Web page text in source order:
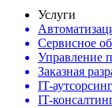
Услуги
Сервисное
Управление
Заказная
IT-аутсорсинг
IT-